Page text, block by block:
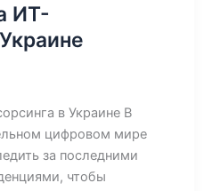
ИТ-
в Украине В
цифровом мире
за последними
чтобы